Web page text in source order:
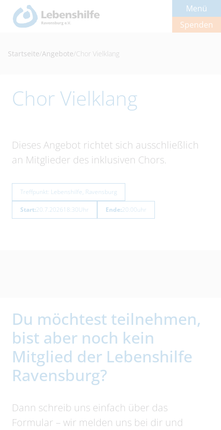
Menü
Spenden
Startseite/Angebote/Chor Vielklang
Chor Vielklang
Dieses Angebot richtet sich ausschließlich
an Mitglieder des inklusiven Chors.
Treffpunkt: Lebenshilfe, Ravensburg
Start:20.7.2026 18:30Uhr Ende:20:00uhr
Du möchtest teilnehmen,
bist aber noch kein
Mitglied der Lebenshilfe
Ravensburg?
Dann schreib uns einfach über das
Formular – wir melden uns bei dir und